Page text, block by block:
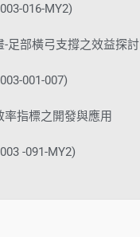
016-MY2)
-足部橫弓支撐之效益探討
001-007)
率指標之開發與應用
-091-MY2)